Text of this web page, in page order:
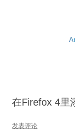
在Firefox 4里
发表评论